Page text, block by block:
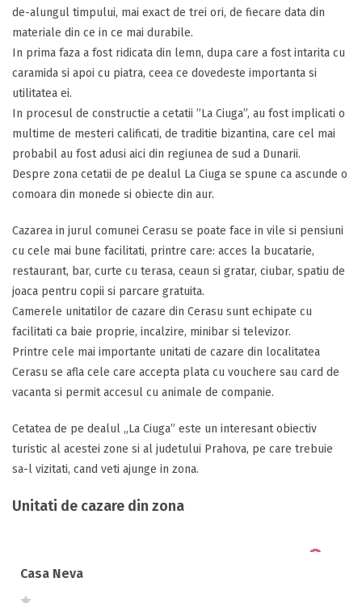
de-alungul timpului, mai exact de trei ori, de fiecare data din
materiale din ce in ce mai durabile.
In prima faza a fost ridicata din lemn, dupa care a fost intarita cu
caramida si apoi cu piatra, ceea ce dovedeste importanta si
utilitatea ei.
In procesul de constructie a cetatii ”La Ciuga”, au fost implicati o
multime de mesteri calificati, de traditie bizantina, care cel mai
probabil au fost adusi aici din regiunea de sud a Dunarii.
Despre zona cetatii de pe dealul La Ciuga se spune ca ascunde o
comoara din monede si obiecte din aur.
Cazarea in jurul comunei Cerasu se poate face in vile si pensiuni
cu cele mai bune facilitati, printre care: acces la bucatarie,
restaurant, bar, curte cu terasa, ceaun si gratar, ciubar, spatiu de
joaca pentru copii si parcare gratuita.
Camerele unitatilor de cazare din Cerasu sunt echipate cu
facilitati ca baie proprie, incalzire, minibar si televizor.
Printre cele mai importante unitati de cazare din localitatea
Cerasu se afla cele care accepta plata cu vouchere sau card de
vacanta si permit accesul cu animale de companie.
Cetatea de pe dealul „La Ciuga” este un interesant obiectiv
turistic al acestei zone si al judetului Prahova, pe care trebuie
sa-l vizitati, cand veti ajunge in zona.
Unitati de cazare din zona
Casa Neva